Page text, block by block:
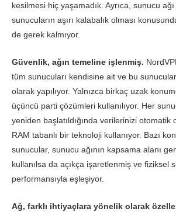
kesilmesi hiç yaşamadık. Ayrıca, sunucu
sunucuların aşırı kalabalık olması
de gerek kalmıyor.
Güvenlik, ağın temeline işlenmiş.
tüm sunucuları kendisine ait ve bu
olarak yapılıyor. Yalnızca birkaç uzak
üçüncü parti çözümleri kullanılıyor. Her
yeniden başlatıldığında verilerinizi otomatik
RAM tabanlı bir teknoloji kullanıyor. Bazı
sunucular, sunucu ağının kapsama alanı
kullanılsa da açıkça işaretlenmiş ve fiziksel
performansıyla eşleşiyor.
Ağ, farklı ihtiyaçlara yönelik olarak